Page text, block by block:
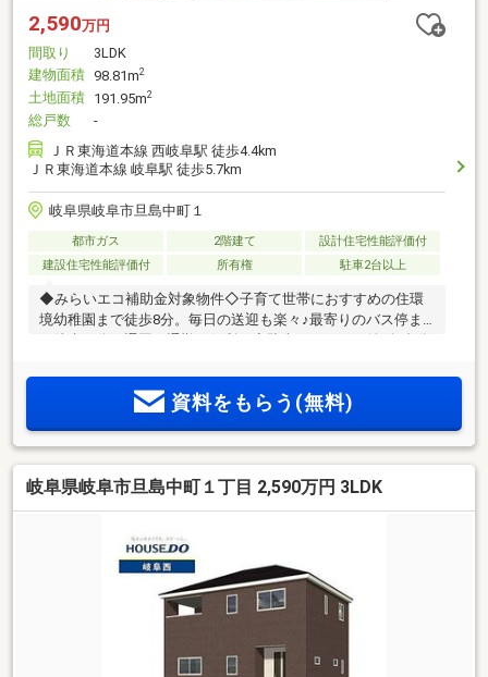
2,590万円
間取り
3LDK
建物面積 98.81m2
土地面積 191.95m2
総戸数
-
ＪＲ東海道本線 西岐阜駅 徒歩4.4km
ＪＲ東海道本線 岐阜駅 徒歩5.7km
岐阜県岐阜市旦島中町１
都市ガス 2階建て
設計住宅性能評価付
建設住宅性能評価付
所有権 駐車2台以上
◆みらいエコ補助金対象物件◇子育て世帯におすすめの住環
境幼稚園まで徒歩8分。毎日の送迎も楽々♪最寄りのバス停ま
で徒歩２分で通園・通勤も便利！◇駐車スペースは並列4台分
安心！◇充実した収納設備♪シューズインクローゼット・ウォ
ークインクローゼット・パントリー付きでおうちの中もすっ
ルコニーを採用。住宅性能評価取得、耐震等級3・ZEH水準の
安心できる住まいです。◇便利な周辺環境♪コンビニ徒歩5
分、防犯カメラ・モニター付きインターホン完備で毎日の暮
資料をもらう(無料)
岐阜県岐阜市旦島中町１丁目 2,590万円 3LDK